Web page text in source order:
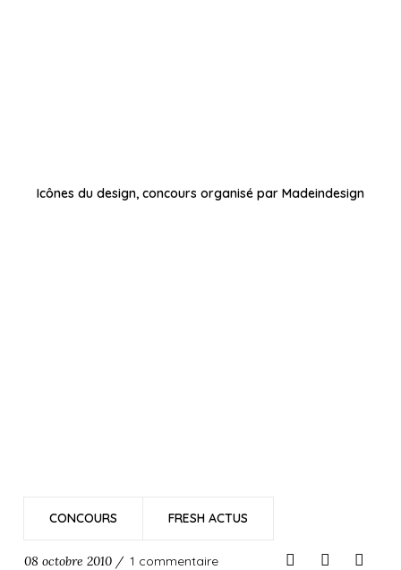
Icônes du design, concours organisé par Madeindesign
CONCOURS FRESH ACTUS
08 octobre 2010 / 1 commentaire